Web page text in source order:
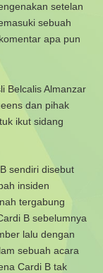
setelan
sebuah
apa pun
Belcalis Almanzar
dan pihak
ikut sidang
sendiri disebut
insiden
tergabung
B sebelumnya
lalu dengan
sebuah acara
Cardi B tak